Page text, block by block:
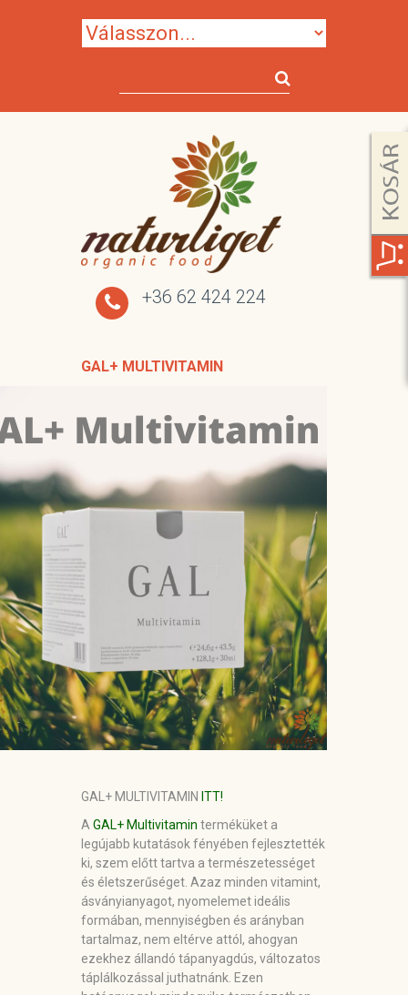
+36 62 424 224
GAL+ MULTIVITAMIN
GAL+ MULTIVITAMIN ITT!
AGAL+ Multivitamin terméküket a
legújabb kutatások fényében fejlesztették
ki, szem előtt tartva a természetességet
és életszerűséget. Azaz minden vitamint,
ásványianyagot, nyomelemet ideális
formában, mennyiségben és arányban
tartalmaz, nem eltérve attól, ahogyan
ezekhez állandó tápanyagdús, változatos
táplálkozással juthatnánk. Ezen